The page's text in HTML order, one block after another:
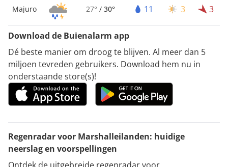
Majuro
27° / 30° 11 3 3
Download de Buienalarm app
Dé beste manier om droog te blijven. Al meer dan 5
miljoen tevreden gebruikers. Download hem nu in
onderstaande store(s)!
Regenradar voor Marshalleilanden: huidige
neerslag en voorspellingen